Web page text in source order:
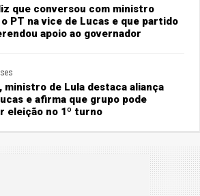
que conversou com ministro
PT na vice de Lucas e que partido
apoio ao governador
ministro de Lula destaca aliança
e afirma que grupo pode
eleição no 1º turno